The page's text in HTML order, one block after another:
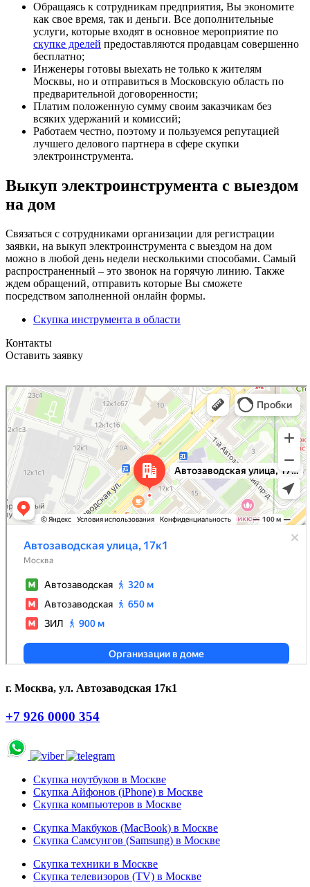
Обращаясь к сотрудникам предприятия, Вы экономите
как свое время, так и деньги. Все дополнительные
услуги, которые входят в основное мероприятие по
скупке дрелей предоставляются продавцам совершенно
бесплатно;
Инженеры готовы выехать не только к жителям
Москвы, но и отправиться в Московскую область по
предварительной договоренности;
Платим положенную сумму своим заказчикам без
всяких удержаний и комиссий;
Работаем честно, поэтому и пользуемся репутацией
лучшего делового партнера в сфере скупки
электроинструмента.
Выкуп электроинструмента с выездом
на дом
Связаться с сотрудниками организации для регистрации
заявки, на выкуп электроинструмента с выездом на дом
можно в любой день недели несколькими способами. Самый
распространенный – это звонок на горячую линию. Также
ждем обращений, отправить которые Вы сможете
посредством заполненной онлайн формы.
Скупка инструмента в области
Контакты
Оставить заявку
г. Москва, ул. Автозаводская 17к1
+7 926 0000 354
Скупка ноутбуков в Москве
Скупка Айфонов (iPhone) в Москве
Скупка компьютеров в Москве
Скупка Макбуков (MacBook) в Москве
Скупка Самсунгов (Samsung) в Москве
Скупка техники в Москве
Скупка телевизоров (TV) в Москве